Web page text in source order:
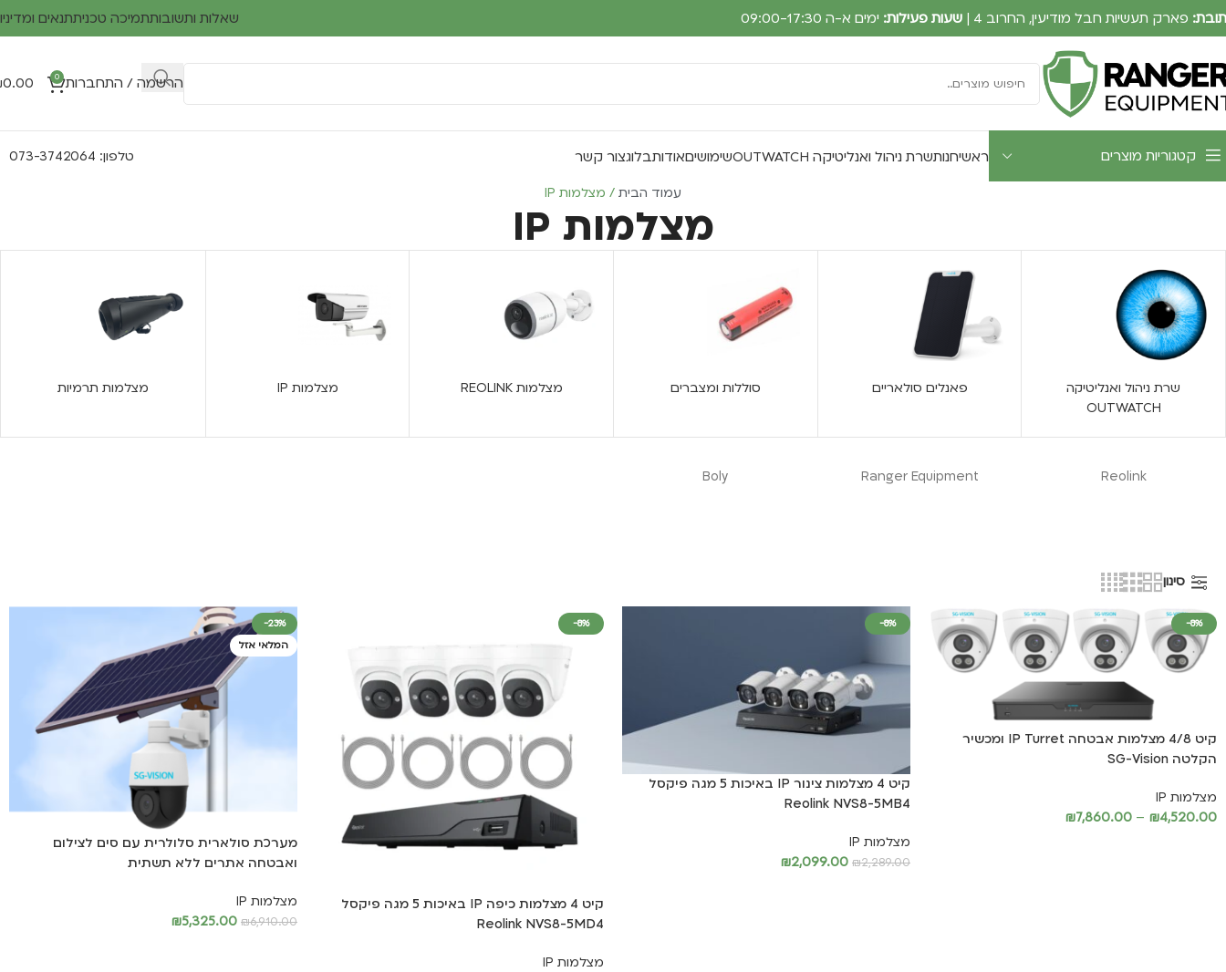
פארק תעשיות חבל מודיעין, החרוב 4 | שעות פעילות: ימים א-ה 09:00-17:30 שאלות ותשובותתמיכה טכניתתנאים
הרשמה / התחברות 0
0.00
קטגוריות מוצרים ראשיחנותשרת ניהול ואנליטיקה OUTWATCH שימושיםאודותבלוגצור קשר טלפון: 073-3742064
עמוד הבית מצלמות IP
מצלמות IP
שרת ניהול ואנליטיקה
OUTWATCH
פאנלים סולאריים סוללות ומצברים מצלמות REOLINK מצלמות IP מצלמות תרמיות
Reolink
Ranger Equipment
Boly
סינון
-8%
קיט 4/8 מצלמות אבטחה IP Turret ומכשיר
הקלטה SG-Vision
מצלמות IP
₪4,520.00
–
₪7,860.00
-8%
קיט 4 מצלמות צינור IP באיכות 5 מגה פיקסל
Reolink NVS8-5MB4
מצלמות IP
₪2,289.00
₪2,099.00
-8%
קיט 4 מצלמות כיפה IP באיכות 5 מגה פיקסל
Reolink NVS8-5MD4
מצלמות IP
-23%
המלאי אזל
מערכת סולארית סלולרית עם סים לצילום
ואבטחה אתרים ללא תשתית
מצלמות IP
₪6,910.00
₪5,325.00